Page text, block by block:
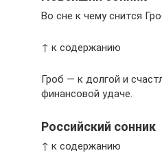
Во сне к чему снится
↑ к содержанию
Гроб — к долгой и
финансовой удаче.
Российский сонник
↑ к содержанию